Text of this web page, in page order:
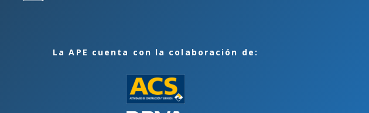
La APE cuenta con la colaboración de: